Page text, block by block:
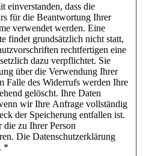
einverstanden, dass die
für die Beantwortung Ihrer
verwendet werden. Eine
findet grundsätzlich nicht statt,
rechtfertigen eine
dazu verpflichtet. Sie
über die Verwendung Ihrer
Falle des Widerrufs werden Ihre
gelöscht. Ihre Daten
wir Ihre Anfrage vollständig
der Speicherung entfallen ist.
die zu Ihrer Person
Die Datenschutzerklärung
*